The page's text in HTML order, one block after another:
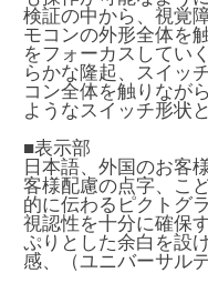
検証の中から、視覚
モコンの外形全体を
をフォーカスしてい
らかな隆起、スイッ
コン全体を触りなが
ようなスイッチ形状
■表示部
日本語、外国のお客
客様配慮の点字、こ
的に伝わるピクトグ
視認性を十分に確保
ぷりとした余白を設
感、（ユニバーサル